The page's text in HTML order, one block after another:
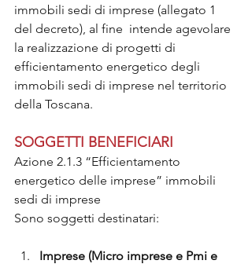
immobili sedi di imprese (allegato 1
del decreto), al fine  intende agevolare
la realizzazione di progetti di
efficientamento energetico degli
immobili sedi di imprese nel territorio
della Toscana.
SOGGETTI BENEFICIARI
Azione 2.1.3 “Efficientamento
energetico delle imprese” immobili
sedi di imprese
Sono soggetti destinatari:
Imprese (Micro imprese e Pmi e